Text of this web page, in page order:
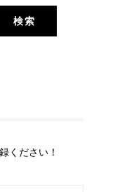
ください！